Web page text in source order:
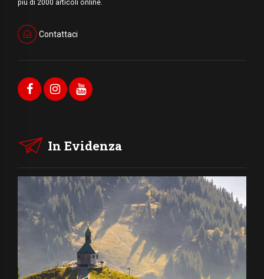
più di 2000 articoli online.
Contattaci
In Evidenza